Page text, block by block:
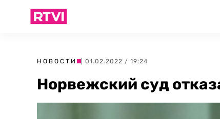
НОВОСТИ | 01.02.2022 / 19:24
Норвежский суд